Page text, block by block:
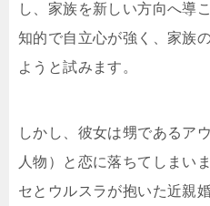
し、家族を新しい方向へ導
知的で自立心が強く、家族
ようと試みます。
しかし、彼女は甥であるア
人物）と恋に落ちてしまい
セとウルスラが抱いた近親